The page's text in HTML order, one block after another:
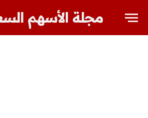
مجلة الأسهم